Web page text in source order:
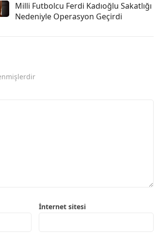
Milli Futbolcu Ferdi Kadıoğlu Sakatlığı
Nedeniyle Operasyon Geçirdi
İnternet sitesi